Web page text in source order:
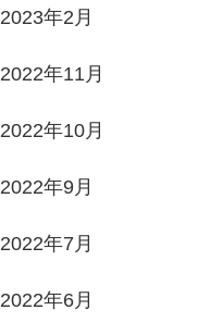
2023年2月
2022年11月
2022年10月
2022年9月
2022年7月
2022年6月